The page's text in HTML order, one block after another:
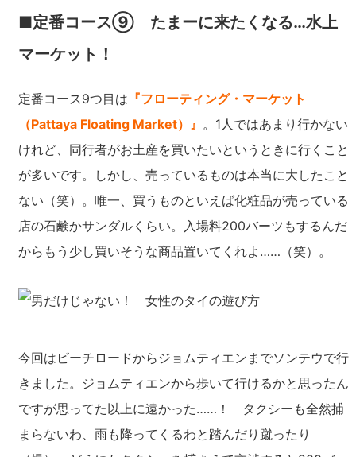
■定番コース⑨ たまーに来たくなる…水上
マーケット！
定番コース9つ目は 『フローティング・マーケット
（Pattaya Floating Market）』 。1人ではあまり行かない
けれど、同行者がお土産を買いたいというときに行くこと
が多いです。しかし、売っているものは本当に大したこと
ない（笑）。唯一、買うものといえば化粧品が売っている
店の石鹸かサンダルくらい。入場料200バーツもするんだ
からもう少し買いそうな商品置いてくれよ……（笑）。
今回はビーチロードからジョムティエンまでソンテウで行
きました。ジョムティエンから歩いて行けるかと思ったん
ですが思ってた以上に遠かった……！ タクシーも全然捕
まらないわ、雨も降ってくるわと踏んだり蹴ったり